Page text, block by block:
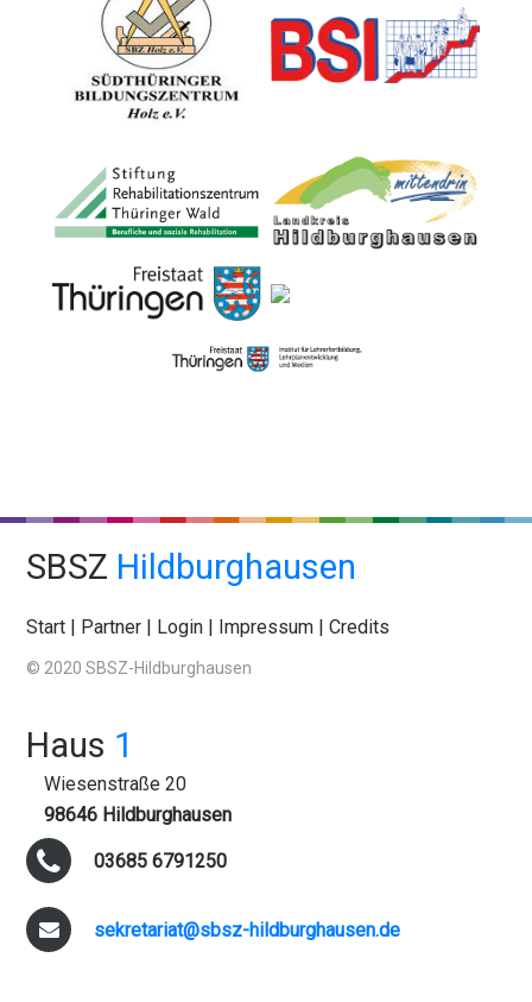
SBSZ Hildburghausen
Start | Partner | Login | Impressum |Credits
© 2020 SBSZ-Hildburghausen
Haus 1
Wiesenstraße 20
98646 Hildburghausen
03685 6791250
sekretariat@sbsz-hildburghausen.de